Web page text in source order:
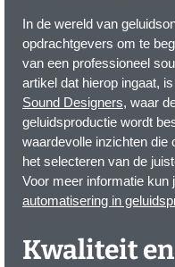
In de wereld van
opdrachtgevers om te
van een professioneel
artikel dat hierop ingaat,
Sound Designers, waar
geluidsproductie wordt
waardevolle inzichten die
het selecteren van de
Voor meer informatie kun
automatisering in
Kwaliteit